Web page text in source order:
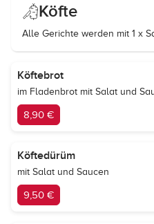
Köfte
Alle Gerichte werden mit 1 x
Köftebrot
im Fladenbrot mit Salat und
8,90 €
Köftedürüm
mit Salat und Saucen
9,50 €